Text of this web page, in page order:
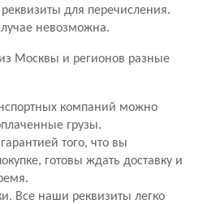
для перечисления.
невозможна.
Москвы и регионов разные
компаний можно
грузы.
того, что вы
готовы ждать доставку и
Все наши реквизиты легко